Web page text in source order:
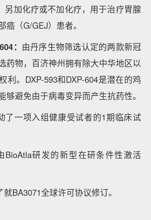
另加化疗或不加化疗，用于治疗胃腺
癌（G/GEJ）患者。
： 由丹序生物筛选认定的两款新冠
药物，百济神州拥有除大中华地区以
利。DXP-593和DXP-604是潜在的鸡
够避免由于病毒变异而产生抗药性。
了一项入组健康受试者的1期临床试
BioAtla研发的新型在研条件性激活
BA3071全球许可协议修订。